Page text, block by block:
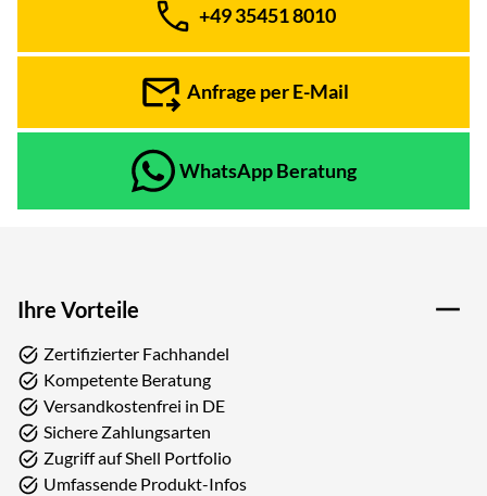
Telefon:
+49 35451 8010
Anfrage per E-Mail
WhatsApp Beratung
Ihre Vorteile
Zertifizierter Fachhandel
Kompetente Beratung
Versandkostenfrei in DE
Sichere Zahlungsarten
Zugriff auf Shell Portfolio
Umfassende Produkt-Infos